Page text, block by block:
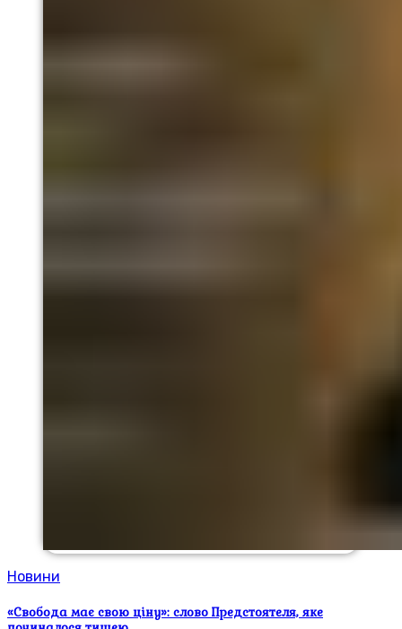
Новини
«Свобода має свою ціну»: слово Предстоятеля, яке